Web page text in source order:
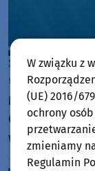
SportChojnice
środa, 5 sierpnia
Chojnickiego
wicemistrzynią
Europie.
W związku z
(UE) 2016/
ochrony
zmieniamy
Regulamin